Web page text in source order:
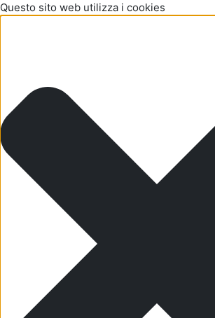
Questo sito web utilizza i cookies